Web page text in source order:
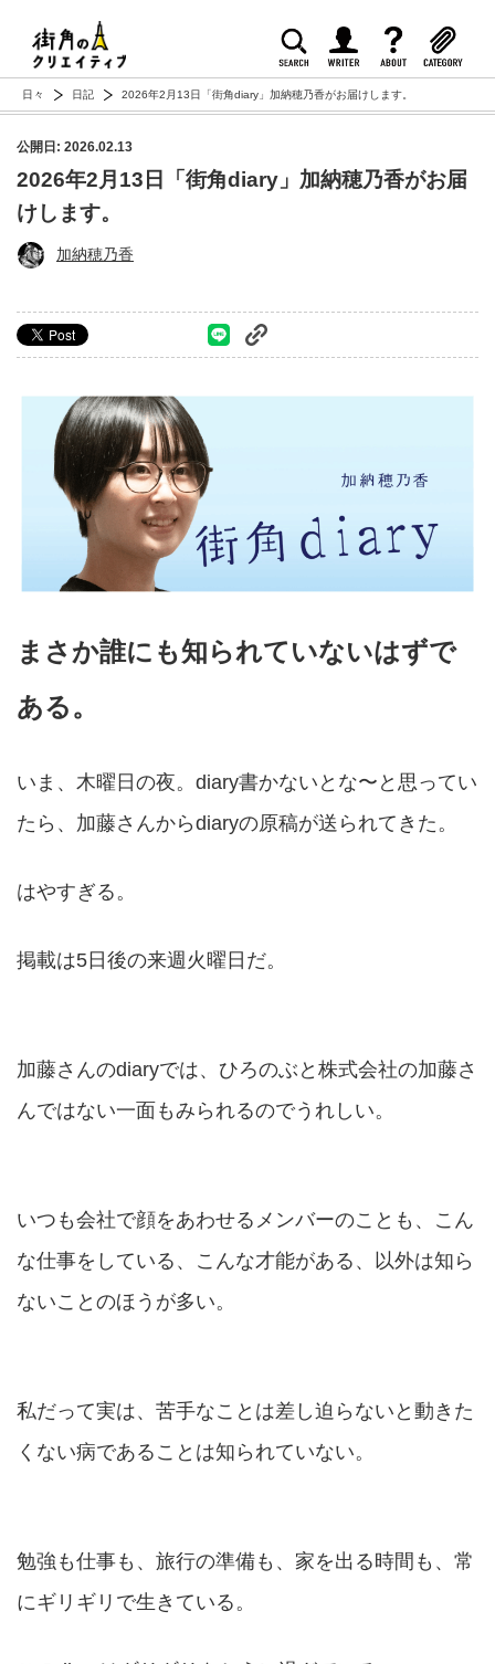
日々 日記 2026年2月13日「街角diary」加納穂乃香がお届けします。
公開日: 2026.02.13
2026年2月13日「街角diary」加納穂乃香がお届
けします。
加納穂乃香
まさか誰にも知られていないはずで
ある。
いま、木曜日の夜。diary書かないとな〜と思ってい
たら、加藤さんからdiaryの原稿が送られてきた。
はやすぎる。
掲載は5日後の来週火曜日だ。
加藤さんのdiaryでは、ひろのぶと株式会社の加藤さ
んではない一面もみられるのでうれしい。
いつも会社で顔をあわせるメンバーのことも、こん
な仕事をしている、こんな才能がある、以外は知ら
ないことのほうが多い。
私だって実は、苦手なことは差し迫らないと動きた
くない病であることは知られていない。
勉強も仕事も、旅行の準備も、家を出る時間も、常
にギリギリで生きている。